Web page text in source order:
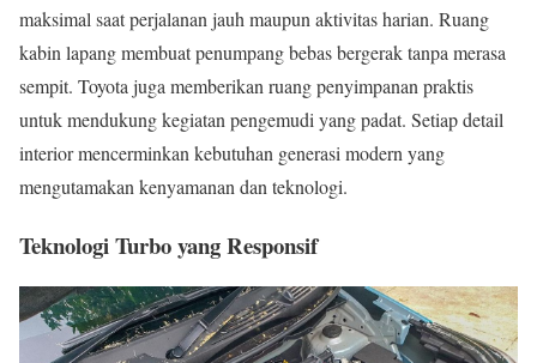
maksimal saat perjalanan jauh maupun aktivitas harian. Ruang
kabin lapang membuat penumpang bebas bergerak tanpa merasa
sempit. Toyota juga memberikan ruang penyimpanan praktis
untuk mendukung kegiatan pengemudi yang padat. Setiap detail
interior mencerminkan kebutuhan generasi modern yang
mengutamakan kenyamanan dan teknologi.
Teknologi Turbo yang Responsif